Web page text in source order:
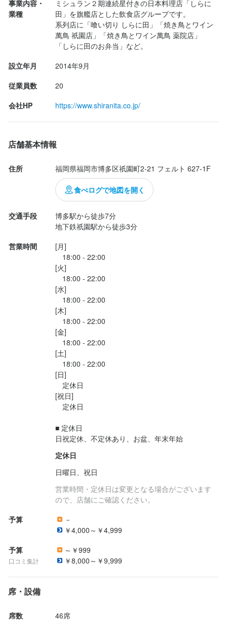
続く串は、ササミ（通称サビ焼き）、砂肝、ボンジリ、胸肉でネ
ギを巻いた串（このネギはやや苦め…笑）、
そして旨み濃厚なソリレス、うずらの玉子、そしてつくね。
火入れが絶妙で、どれも素材の香りと脂のキレを生かしてる。
周...
事業内容・
業種
ミシュラン２期連続星付きの日本料理店「しらに
田」を旗艦店とした飲食店グループです。
系列店に「喰い切り しらに田」「焼き鳥とワイン
萬鳥 祇園店」「焼き鳥とワイン萬鳥 薬院店」
「しらに田のお弁当」など。
設立年月
2014年9月
従業員数
20
会社HP
https://www.shiranita.co.jp/
店舗基本情報
住所 福岡県福岡市博多区祇園町2-21 フェルト 627-1F
食べログで地図を開く
交通手段
博多駅から徒歩7分
地下鉄祇園駅から徒歩3分
営業時間
[月]
18:00 - 22:00
[火]
18:00 - 22:00
[水]
18:00 - 22:00
[木]
18:00 - 22:00
[金]
18:00 - 22:00
[土]
18:00 - 22:00
[日]
定休日
[祝日]
定休日
■ 定休日
日祝定休、不定休あり、お盆、年末年始
定休日
日曜日、祝日
営業時間・定休日は変更となる場合がございます
ので、店舗にご確認ください。
予算
－
￥4,000～￥4,999
予算
口コミ集計
～￥999
￥8,000～￥9,999
席・設備
席数 46席